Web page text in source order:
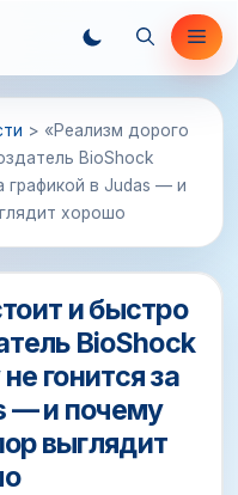
> «Реализм дорого
BioShock
графикой в Judas — и
хорошо
и быстро
BioShock
гонится за
— и почему
выглядит